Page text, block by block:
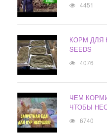
4451
КОРМ ДЛЯ
SEEDS
4076
ЧЕМ
ЧТОБЫ
6740